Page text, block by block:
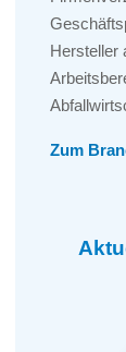
Hersteller
Zum